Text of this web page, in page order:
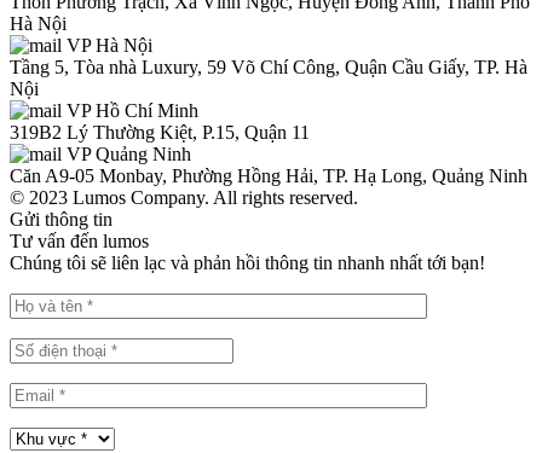
Hà Nội
VP Hà Nội
Tầng 5, Tòa nhà Luxury, 59 Võ Chí Công, Quận Cầu Giấy, TP. Hà
Nội
VP Hồ Chí Minh
319B2 Lý Thường Kiệt, P.15, Quận 11
VP Quảng Ninh
Căn A9-05 Monbay, Phường Hồng Hải, TP. Hạ Long, Quảng Ninh
© 2023 Lumos Company. All rights reserved.
Gửi thông tin
Tư vấn đến lumos
Chúng tôi sẽ liên lạc và phản hồi thông tin nhanh nhất tới bạn!